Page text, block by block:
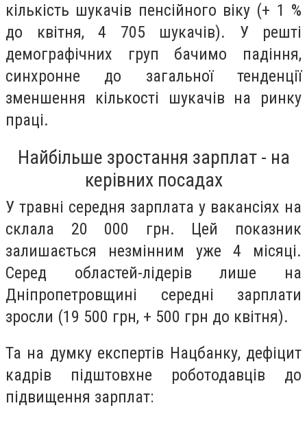
кількість шукачів пенсійного віку (+ 1 %
до квітня, 4 705 шукачів). У решті
демографічних груп бачимо падіння,
синхронне до загальної тенденції
зменшення кількості шукачів на ринку
праці.
Найбільше зростання зарплат - на
керівних посадах
У травні середня зарплата у вакансіях на
склала 20 000 грн. Цей показник
залишається незмінним уже 4 місяці.
Серед областей-лідерів лише на
Дніпропетровщині середні зарплати
зросли (19 500 грн, + 500 грн до квітня).
Та на думку експертів Нацбанку, дефіцит
кадрів підштовхне роботодавців до
підвищення зарплат: